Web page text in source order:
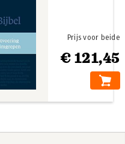
€ 121,45
Prijs voor beide